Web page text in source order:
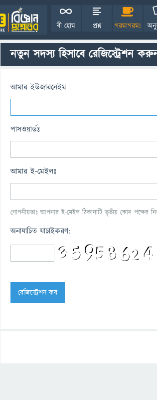
বী হোম প্রশ্ন গরমাগরম!
নতুন সদস্য হিসাবে রেজিস্ট্রেশন
আমার ইউজারনেইম
পাসওয়ার্ডঃ
আমার ই-মেইলঃ
গোপনীয়তাঃ আপনার ই-মেইল ঠিকানাটি তৃতীয় কোন পক্ষের
অনাযাচিত যাচাইকরণ: